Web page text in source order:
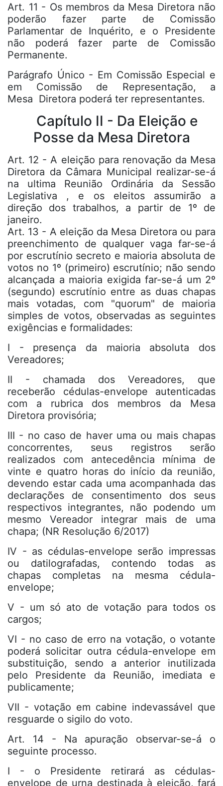
Art. 11 - Os membros da Mesa Diretora não
poderão fazer parte de Comissão
Parlamentar de Inquérito, e o Presidente
não poderá fazer parte de Comissão
Permanente.
Parágrafo Único - Em Comissão Especial e
em Comissão de Representação, a
Mesa Diretora poderá ter representantes.
Capítulo II - Da Eleição e
Posse da Mesa Diretora
Art. 12 - A eleição para renovação da Mesa
Diretora da Câmara Municipal realizar-se-á
na ultima Reunião Ordinária da Sessão
Legislativa , e os eleitos assumirão a
direção dos trabalhos, a partir de 1º de
janeiro.
Art. 13 - A eleição da Mesa Diretora ou para
preenchimento de qualquer vaga far-se-á
por escrutínio secreto e maioria absoluta de
votos no 1º (primeiro) escrutínio; não sendo
alcançada a maioria exigida far-se-á um 2º
(segundo) escrutínio entre as duas chapas
mais votadas, com "quorum" de maioria
simples de votos, observadas as seguintes
exigências e formalidades:
I - presença da maioria absoluta dos
Vereadores;
II - chamada dos Vereadores, que
receberão cédulas-envelope autenticadas
com a rubrica dos membros da Mesa
Diretora provisória;
III - no caso de haver uma ou mais chapas
concorrentes, seus registros serão
realizados com antecedência mínima de
vinte e quatro horas do início da reunião,
devendo estar cada uma acompanhada das
declarações de consentimento dos seus
respectivos integrantes, não podendo um
mesmo Vereador integrar mais de uma
chapa; (NR Resolução 6/2017)
IV - as cédulas-envelope serão impressas
ou datilografadas, contendo todas as
chapas completas na mesma cédula-
envelope;
V - um só ato de votação para todos os
cargos;
VI - no caso de erro na votação, o votante
poderá solicitar outra cédula-envelope em
substituição, sendo a anterior inutilizada
pelo Presidente da Reunião, imediata e
publicamente;
VII - votação em cabine indevassável que
resguarde o sigilo do voto.
Art. 14 - Na apuração observar-se-á o
seguinte processo.
I - o Presidente retirará as cédulas-
envelope de urna destinada à eleição, fará